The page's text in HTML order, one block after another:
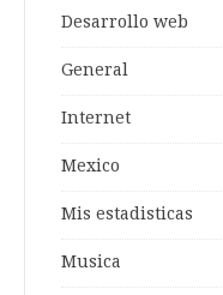
Desarrollo web
General
Internet
Mexico
Mis estadisticas
Musica